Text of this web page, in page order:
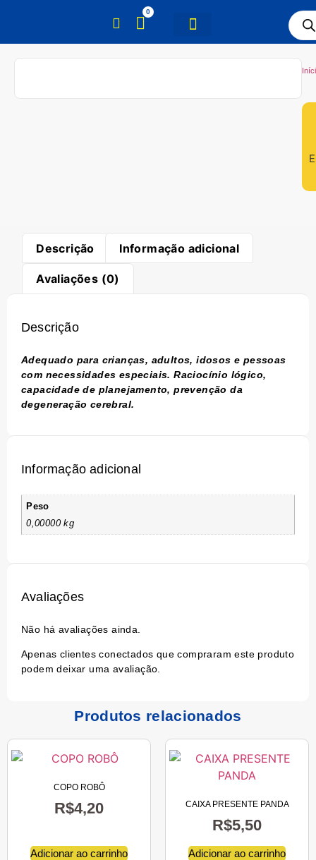
0
Descrição Informação adicional
Avaliações (0)
Descrição
Adequado para crianças, adultos, idosos e pessoas
com necessidades especiais. Raciocínio lógico,
capacidade de planejamento, prevenção da
degeneração cerebral.
Informação adicional
Peso
0,00000 kg
Avaliações
Não há avaliações ainda.
Apenas clientes conectados que compraram este produto
podem deixar uma avaliação.
Produtos relacionados
COPO ROBÔ
R$4,20
Adicionar ao carrinho
CAIXA PRESENTE PANDA
R$5,50
Adicionar ao carrinho